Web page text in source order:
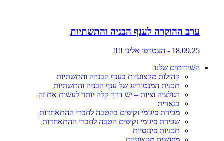
ערב ההוקרה לענף הבניה והתשתיות
18.09.25 - הצטרפו אלינו !!!!
השירותים שלנו
קהילות מקצועיות בענף הבנייה והתשתיות
תכנית המנטורינג של ענף הבניה והתשתיות
רגולציה וציות – יש דרך קלה יותר לעשות את זה
בנארית
מכירת פיגומי זקיפים בהטבה לחברי ההתאחדות
שכירת פיגומי זקיפים הטבה לחברי ההתאחדות
תכניות פיננסיות